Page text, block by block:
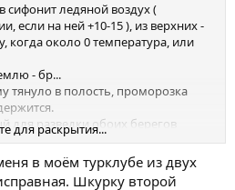
сифонит ледяной воздух (
если на ней +10-15 ), из верхних -
когда около 0 температура, или
- бр...
тянуло в полость, проморозка
для разведки обоих берегов
но не на майские.
для раскрытия...
в моём турклубе из двух
Шкурку второй